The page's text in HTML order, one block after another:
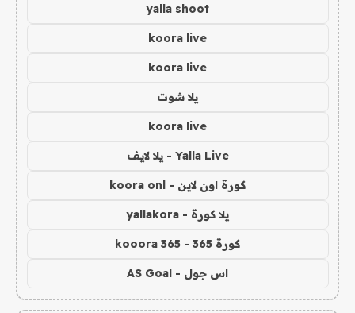
yalla shoot
koora live
koora live
يلا شوت
koora live
Yalla Live - يلا لايف
كورة اون لاين - koora onl
يلا كورة - yallakora
كورة 365 - kooora 365
اس جول - AS Goal